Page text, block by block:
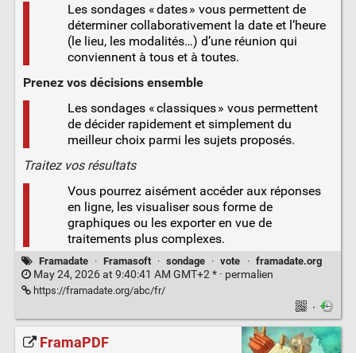
Les sondages « dates » vous permettent de
déterminer collaborativement la date et l’heure
(le lieu, les modalités…) d’une réunion qui
conviennent à tous et à toutes.
Prenez vos décisions ensemble
Les sondages « classiques » vous permettent
de décider rapidement et simplement du
meilleur choix parmi les sujets proposés.
Traitez vos résultats
Vous pourrez aisément accéder aux réponses
en ligne, les visualiser sous forme de
graphiques ou les exporter en vue de
traitements plus complexes.
Framadate · Framasoft · sondage · vote · framadate.org
May 24, 2026 at 9:40:41 AM GMT+2 * · permalien
https://framadate.org/abc/fr/
·
FramaPDF